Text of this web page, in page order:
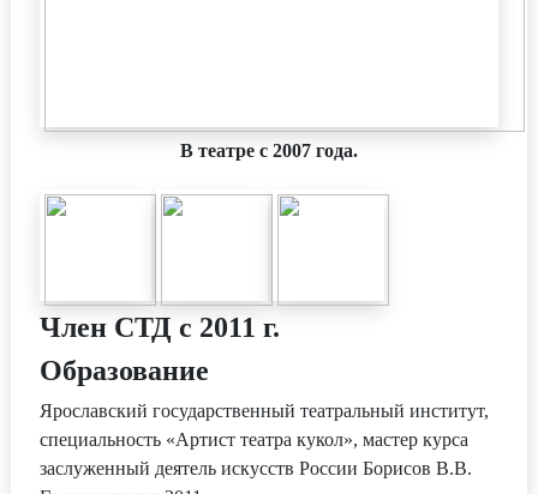
В театре с 2007 года.
Член СТД с 2011 г.
Образование
Ярославский государственный театральный институт,
специальность «Артист театра кукол», мастер курса
заслуженный деятель искусств России Борисов В.В.